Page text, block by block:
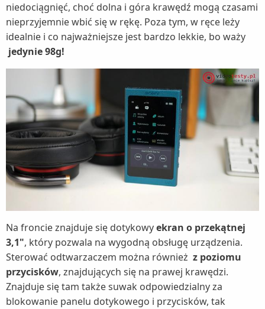
niedociągnięć, choć dolna i góra krawędź mogą czasami
nieprzyjemnie wbić się w rękę. Poza tym, w ręce leży
idealnie i co najważniejsze jest bardzo lekkie, bo waży
jedynie 98g!
Na froncie znajduje się dotykowyekran o przekątnej
3,1", który pozwala na wygodną obsługę urządzenia.
Sterować odtwarzaczem można również z poziomu
przycisków, znajdujących się na prawej krawędzi.
Znajduje się tam także suwak odpowiedzialny za
blokowanie panelu dotykowego i przycisków, tak